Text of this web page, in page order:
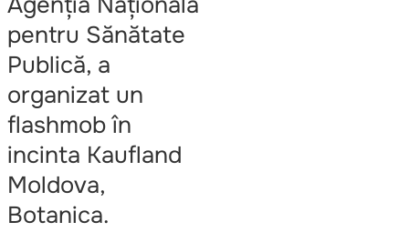
pentru Sănătate
Publică, a
organizat un
flashmob în
incinta Kaufland
Moldova,
Botanica.